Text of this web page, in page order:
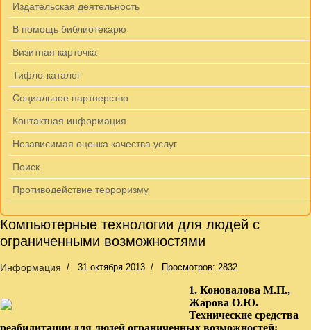
Издательская деятельность
В помощь библиотекарю
Визитная карточка
Тифло-каталог
Социальное партнерство
Контактная информация
Независимая оценка качества услуг
Поиск
Противодействие терроризму
Компьютерные технологии для людей с
ограниченными возможностями
Информация 31 октября 2013 Просмотров: 2832
1. Коновалова М.П.,
Жарова О.Ю.
Технические средства
реабилитации для людей ограниченных возможностей;